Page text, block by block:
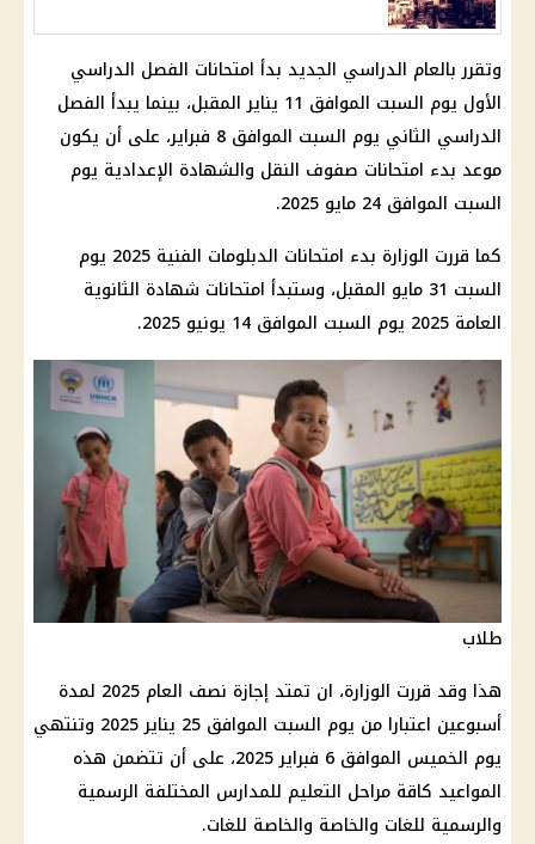
وتقرر بالعام الدراسي الجديد بدأ امتحانات الفصل الدراسي
الأول يوم السبت الموافق 11 يناير المقبل، بينما يبدأ الفصل
الدراسي الثاني يوم السبت الموافق 8 فبراير، على أن يكون
موعد بدء امتحانات صفوف النقل والشهادة الإعدادية يوم
السبت الموافق 24 مايو 2025.
كما قررت الوزارة بدء امتحانات الدبلومات الفنية 2025 يوم
السبت 31 مايو المقبل، وستبدأ امتحانات شهادة الثانوية
العامة 2025 يوم السبت الموافق 14 يونيو 2025.
طلاب
هذا وقد قررت الوزارة، ان تمتد إجازة نصف العام 2025 لمدة
أسبوعين اعتبارا من يوم السبت الموافق 25 يناير 2025 وتنتهي
يوم الخميس الموافق 6 فبراير 2025، على أن تتضمن هذه
المواعيد كاقة مراحل التعليم للمدارس المختلفة الرسمية
والرسمية للغات والخاصة والخاصة للغات.